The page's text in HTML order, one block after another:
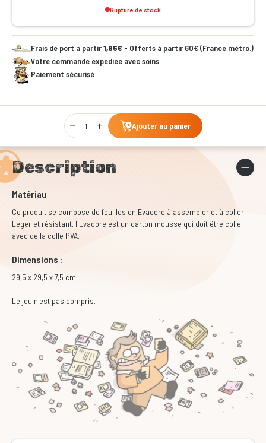
Rupture de stock
Frais de port à partir1,95€ - Offerts à partir 60€ (France métro.)
Votre commande expédiée avec soins
Paiement sécurisé
Qty
Ajouter au panier
Description
Matériau
Ce produit se compose de feuilles en Evacore à assembler et à coller.
Leger et résistant, l'Evacore est un carton mousse qui doit être collé
avec de la colle PVA.
Dimensions :
29,5 x 29,5 x 7,5 cm
Le jeu n'est pas compris.